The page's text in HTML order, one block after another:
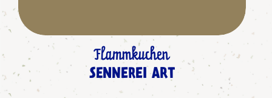
Flammkuchen
SENNEREI ART